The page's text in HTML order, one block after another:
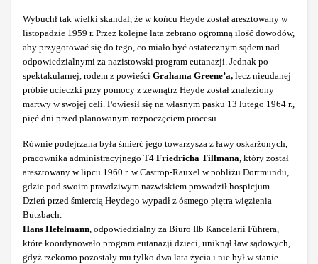
Wybuchł tak wielki skandal, że w końcu Heyde został aresztowany w
listopadzie 1959 r. Przez kolejne lata zebrano ogromną ilość dowodów,
aby przygotować się do tego, co miało być ostatecznym sądem nad
odpowiedzialnymi za nazistowski program eutanazji. Jednak po
spektakularnej, rodem z powieści Grahama Greene’a, lecz nieudanej
próbie ucieczki przy pomocy z zewnątrz Heyde został znaleziony
martwy w swojej celi. Powiesił się na własnym pasku 13 lutego 1964 r.,
pięć dni przed planowanym rozpoczęciem procesu.
Równie podejrzana była śmierć jego towarzysza z ławy oskarżonych,
pracownika administracyjnego T4 Friedricha Tillmana, który został
aresztowany w lipcu 1960 r. w Castrop-Rauxel w pobliżu Dortmundu,
gdzie pod swoim prawdziwym nazwiskiem prowadził hospicjum.
Dzień przed śmiercią Heydego wypadł z ósmego piętra więzienia
Butzbach.
Hans Hefelmann, odpowiedzialny za Biuro IIb Kancelarii Führera,
które koordynowało program eutanazji dzieci, uniknął ław sądowych,
gdyż rzekomo pozostały mu tylko dwa lata życia i nie był w stanie –